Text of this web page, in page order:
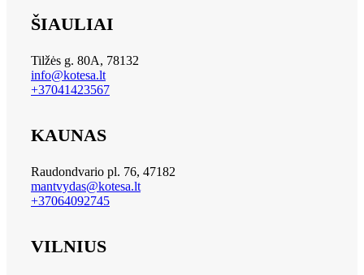
ŠIAULIAI
Tilžės g. 80A, 78132
info@kotesa.lt
+37041423567
KAUNAS
Raudondvario pl. 76, 47182
mantvydas@kotesa.lt
+37064092745
VILNIUS